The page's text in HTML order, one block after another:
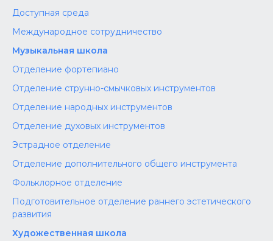
Доступная среда
Международное сотрудничество
Музыкальная школа
Отделение фортепиано
Отделение струнно-смычковых инструментов
Отделение народных инструментов
Отделение духовых инструментов
Эстрадное отделение
Отделение дополнительного общего инструмента
Фольклорное отделение
Подготовительное отделение раннего эстетического
развития
Художественная школа